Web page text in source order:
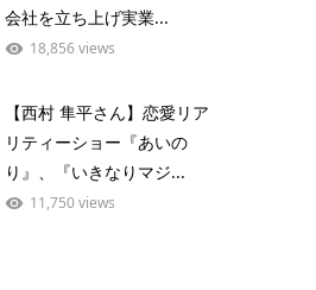
会社を立ち上げ実業...
18,856 views
【西村 隼平さん】恋愛リア
リティーショー『あいの
り』、『いきなりマジ...
11,750 views